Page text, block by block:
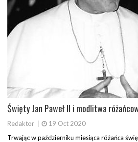
Święty Jan Paweł II i modlitwa
Redaktor
19 Oct 2020
Trwając w październiku miesiąca różańca